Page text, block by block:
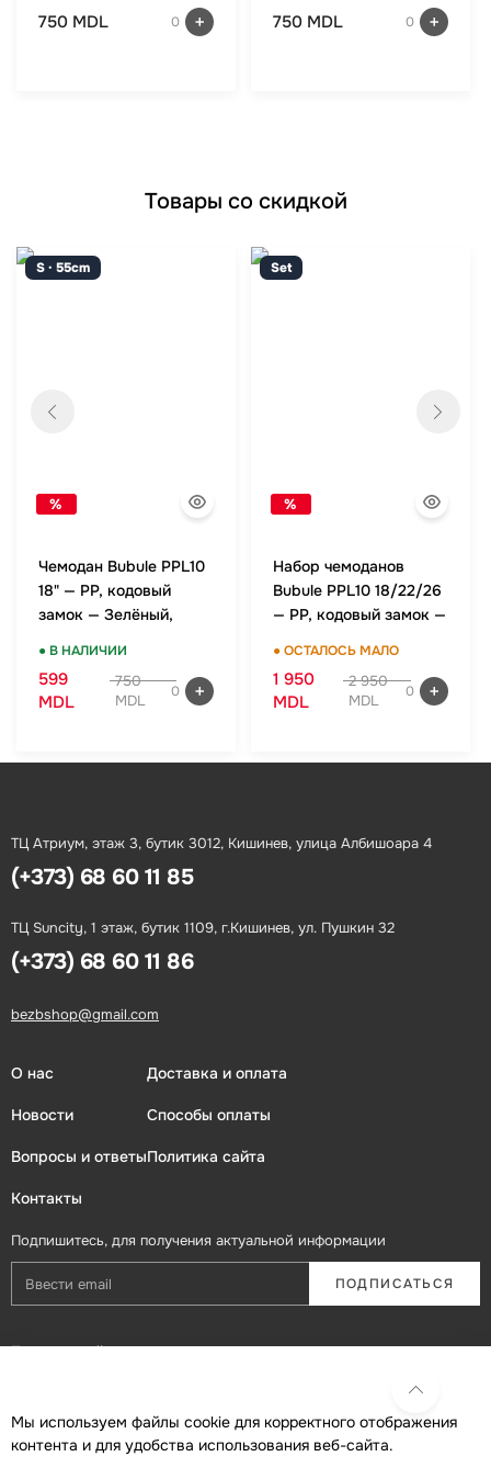
750 MDL 0 750 MDL 0
Товары со скидкой
S · 55cm
%
Чемодан Bubule PPL10
18" — PP, кодовый
замок — Зелёный,
● В НАЛИЧИИ
599
MDL
750
MDL
0
Set
%
Набор чемоданов
Bubule PPL10 18/22/26
— PP, кодовый замок —
● ОСТАЛОСЬ МАЛО
1 950
MDL
2 950
MDL
0
ТЦ Атриум, этаж 3, бутик 3012, Кишинев, улица Албишоара 4
(+373) 68 60 11 85
ТЦ Suncity, 1 этаж, бутик 1109, г.Кишинев, ул. Пушкин 32
(+373) 68 60 11 86
bezbshop@gmail.com
О нас
Новости
Вопросы и ответы
Контакты
Доставка и оплата
Способы оплаты
Политика сайта
Подпишитесь, для получения актуальной информации
ПОДПИСАТЬСЯ
Присоединяйтесь в социальных сетях
Мы используем файлы cookie для корректного отображения
контента и для удобства использования веб-сайта.